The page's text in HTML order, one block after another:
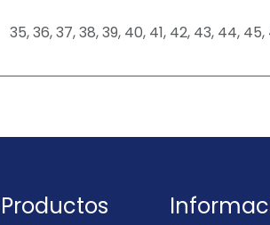
35,36,37,38,39, 40, 41, 42, 43, 44, 45,
Productos